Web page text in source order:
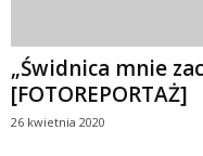
„Świdnica mnie
[FOTOREPORTAŻ]
26 kwietnia 2020